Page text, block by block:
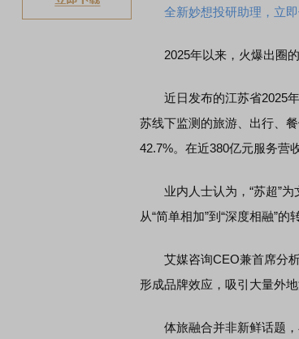
全新妙想投研助理，立
2025年以来，火爆出圈的“
近日发布的江苏省2025年
苏线下监测的旅游、出行、
42.7%。在近380亿元服务营
业内人士认为，“苏超”为
从“简单相加”到“深度相融”
艾媒咨询CEO兼首席分析
形成品牌效应，吸引大量外
体旅融合并非新鲜话题，